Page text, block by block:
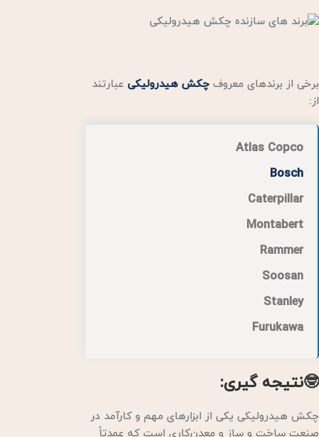
برخی از برندهای معروف چکش هیدرولیکی عبارتند
از:
Atlas Copco
Bosch
Caterpillar
Montabert
Rammer
Soosan
Stanley
Furukawa
🤓نتیجه گیری:
چکش هیدرولیکی یکی از ابزارهای مهم و کارآمد در
صنعت ساخت و ساز و معدن‌کاری است که عمدتاً